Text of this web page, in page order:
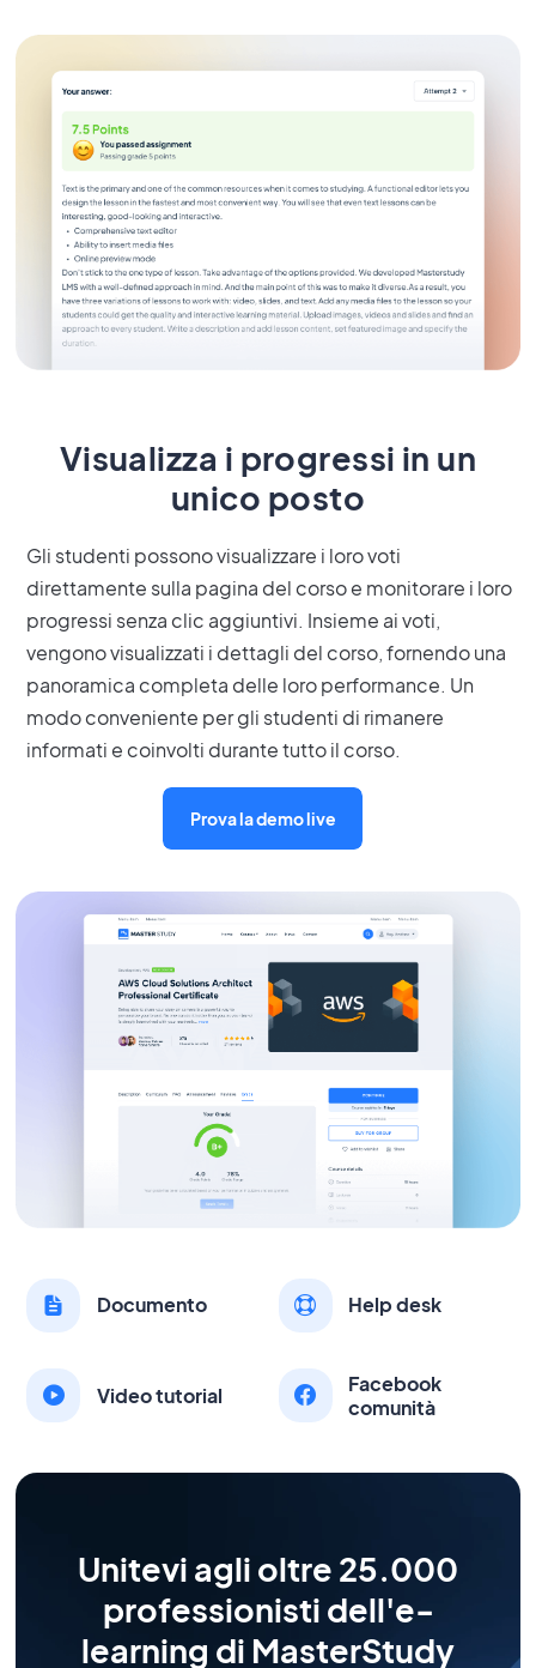
Visualizza i progressi in un
unico posto
Gli studenti possono visualizzare i loro voti
direttamente sulla pagina del corso e monitorare i loro
progressi senza clic aggiuntivi. Insieme ai voti,
vengono visualizzati i dettagli del corso, fornendo una
panoramica completa delle loro performance. Un
modo conveniente per gli studenti di rimanere
informati e coinvolti durante tutto il corso.
Prova la demo live
Documento Help desk
Video tutorial
Facebook
comunità
Unitevi agli oltre 25.000
professionisti dell'e-
learning di MasterStudy